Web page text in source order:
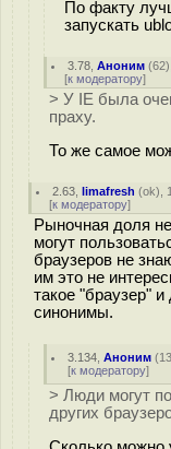
По факту
запускать
3.78 ,Аноним (62
[к модератору]
> У IE была
праху.
То же самое
2.63 ,limafresh (ok),
[к модератору]
Рыночная доля
могут
браузеров не
им это не
такое "браузер"
синонимы.
3.134 ,Аноним (
[к модератору]
> Люди могут
других